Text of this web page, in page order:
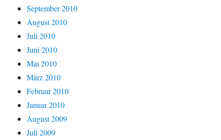
September 2010
August 2010
Juli 2010
Juni 2010
Mai 2010
März 2010
Februar 2010
Januar 2010
August 2009
Juli 2009